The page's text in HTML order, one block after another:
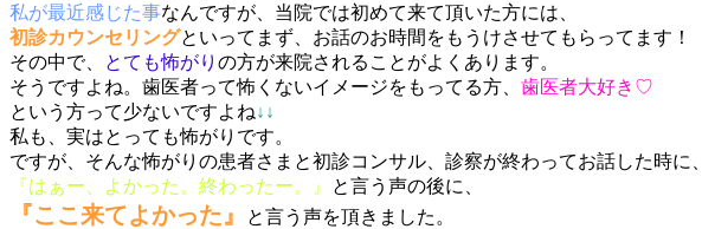
私が最近感じた事なんですが、当院では初めて来て頂いた方には、
初診カウンセリングといってまず、お話のお時間をもうけさせてもらってます！
その中で、
とても怖がり の方が来院されることがよくあります。
そうですよね。歯医者って怖くないイメージをもってる方、 歯医者大好き♡
という方って少ないですよね↓↓
私も、実はとっても怖がりです。
ですが、そんな怖がりの患者さまと初診コンサル、診察が終わってお話した時に、
『はぁー、よかった。終わったー。』
と言う声の後に、
『ここ来てよかった』
と言う声を頂きました。